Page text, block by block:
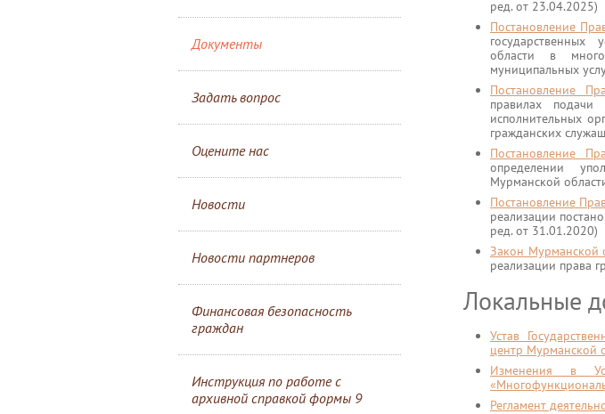
Документы
Задать вопрос
Оцените нас
Новости
Новости партнеров
Финансовая безопасность
граждан
Инструкция по работе с
архивной справкой формы 9
ред. от 23.04.2025)
Постановление
государственных
области в
муниципальных
Постановление
правилах
исполнительных
гражданских
Постановление
определении
Мурманской
Постановление
реализации
ред. от 31.01.2020)
Закон Мурманской
реализации права
Локальные
Устав
центр Мурманской
Изменения в
Регламент